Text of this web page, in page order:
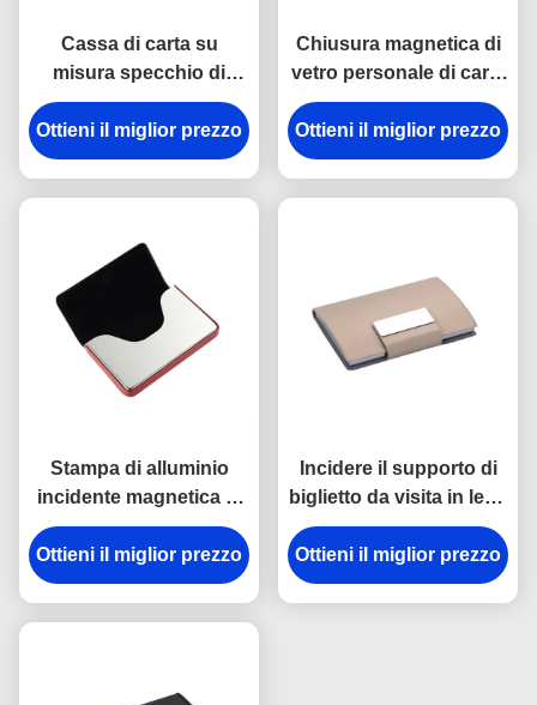
Cassa di carta su
misura specchio di
alluminio di rettangolo
del titolare della carta di
nome
Ottieni il miglior prezzo
Chiusura magnetica di
vetro personale di carta
dello specchio di
alluminio della cassa
Ottieni il miglior prezzo
Stampa di alluminio
incidente magnetica di
Digital del supporto di
biglietto da visita della
cassa di carta dell'unità
Ottieni il miglior prezzo
Incidere il supporto di
biglietto da visita in lega
di zinco personale del
metallo del supporto di
biglietto da visita
Ottieni il miglior prezzo